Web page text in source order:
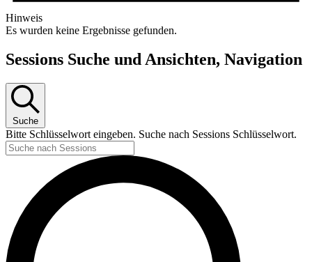
Hinweis
Es wurden keine Ergebnisse gefunden.
Sessions Suche und Ansichten, Navigation
Suche
Bitte Schlüsselwort eingeben. Suche nach Sessions Schlüsselwort.